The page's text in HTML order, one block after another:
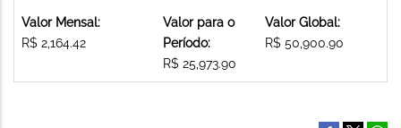
Valor Mensal:
R$ 2,164.42
Valor para o
Período:
R$ 25,973.90
Valor Global:
R$ 50,900.90